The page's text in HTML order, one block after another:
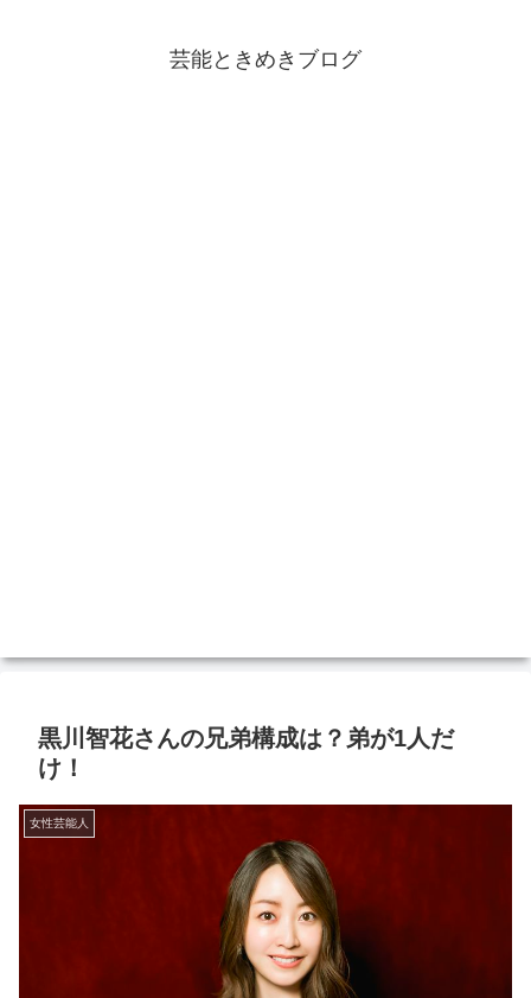
芸能ときめきブログ
黒川智花さんの兄弟構成は？弟が1人だ
け！
女性芸能人